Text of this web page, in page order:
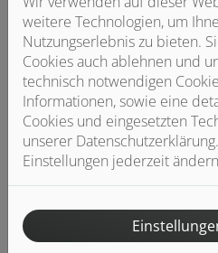
angenehmes
weitere Technologien, um
Nutzungserlebnis zu bieten.
Cookies auch ablehnen und
technisch notwendigen
Informationen, sowie eine
Cookies und eingesetzten
unserer
Einstellungen jederzeit